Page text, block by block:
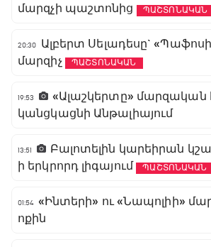
մարզչի պաշտոնից
ՊԱՇՏՈՆԱԿԱՆ
20:30
Ալբերտ Սելադեսը`
մարզիչ
ՊԱՇՏՈՆԱԿԱՆ
19:53
«Ալաշկերտը»
կանցկացնի Անթալիայում
13:51
Բալոտելին կարեիրան
ի երկրորդ լիգայում
ՊԱՇՏՈՆԱԿԱՆ
01:54 «Ինտերի» ու «Նապոլիի»
ոքին